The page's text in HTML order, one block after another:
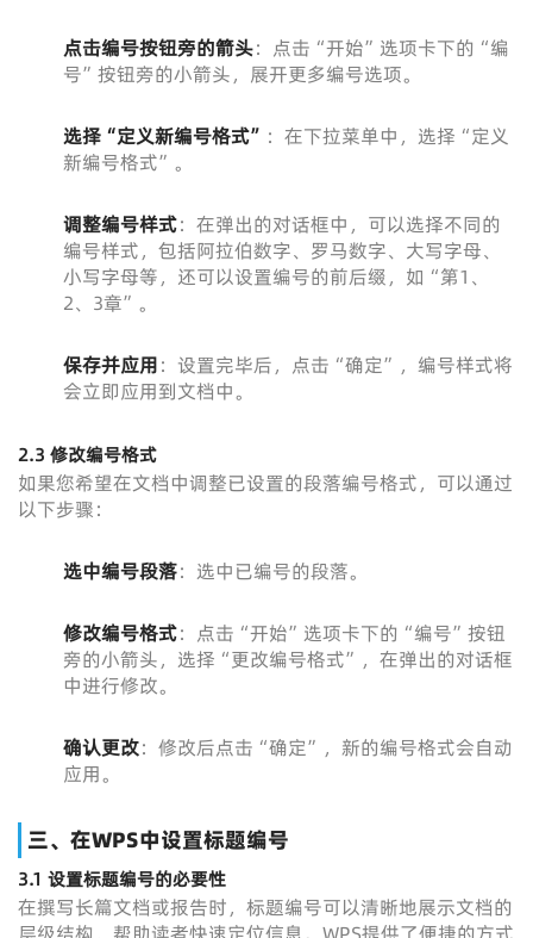
点击编号按钮旁的箭头：点击“开始”选项卡下的“编
号”按钮旁的小箭头，展开更多编号选项。
选择“定义新编号格式” ：在下拉菜单中，选择“定义
新编号格式”。
调整编号样式：在弹出的对话框中，可以选择不同的
编号样式，包括阿拉伯数字、罗马数字、大写字母、
小写字母等，还可以设置编号的前后缀，如“第1、
2、3章”。
保存并应用：设置完毕后，点击“确定”，编号样式将
会立即应用到文档中。
2.3 修改编号格式
如果您希望在文档中调整已设置的段落编号格式，可以通过
以下步骤：
选中编号段落：选中已编号的段落。
修改编号格式：点击“开始”选项卡下的“编号”按钮
旁的小箭头，选择“更改编号格式”，在弹出的对话框
中进行修改。
确认更改：修改后点击“确定”，新的编号格式会自动
应用。
三、在WPS中设置标题编号
3.1 设置标题编号的必要性
在撰写长篇文档或报告时，标题编号可以清晰地展示文档的